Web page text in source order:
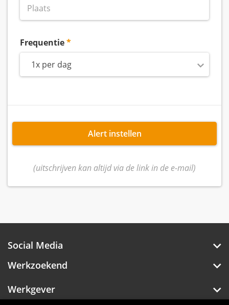
Frequentie
1x per dag
Alert instellen
(uitschrijven kan altijd via de link in de e-mail)
Social Media
Werkzoekend
Werkgever